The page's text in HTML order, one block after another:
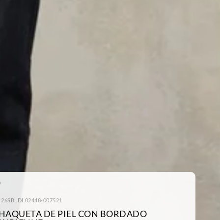
007521
DE PIEL CON BORDADO